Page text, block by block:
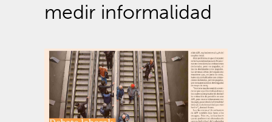
medir informalidad